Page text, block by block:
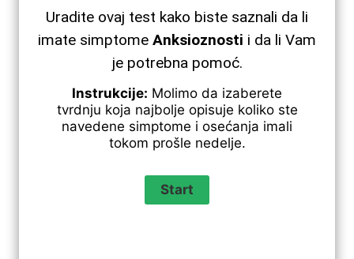
Uradite ovaj test kako biste saznali da li
imate simptome Anksioznosti i da li Vam
je potrebna pomoć.
Instrukcije: Molimo da izaberete
tvrdnju koja najbolje opisuje koliko ste
navedene simptome i osećanja imali
tokom prošle nedelje.